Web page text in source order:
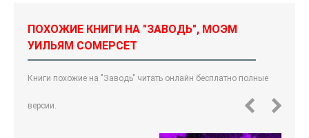
ПОХОЖИЕ КНИГИ НА "ЗАВОДЬ", МОЭМ
УИЛЬЯМ СОМЕРСЕТ
Книги похожие на "Заводь" читать онлайн бесплатно полные
версии.